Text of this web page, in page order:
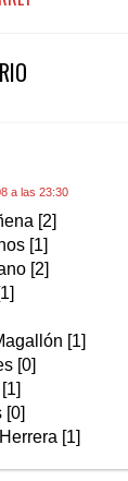
a las 23:30
[2]
[1]
[2]
[1]
[0]
[0]
[1]